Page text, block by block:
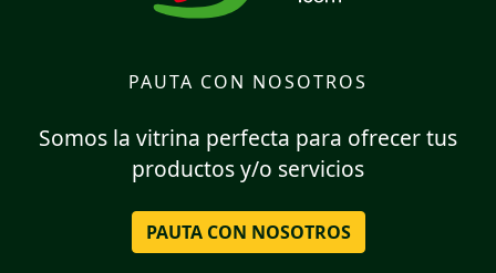
PAUTA CON NOSOTROS
Somos la vitrina perfecta para ofrecer tus
productos y/o servicios
PAUTA CON NOSOTROS